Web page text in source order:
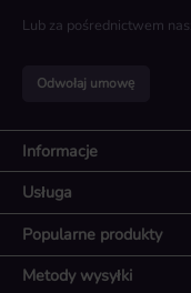
Lub za pośrednictwem
Odwołaj umowę
Informacje
Usługa
Popularne produkty
Metody wysyłki